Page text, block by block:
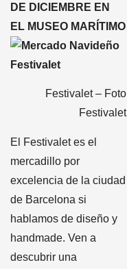
DE DICIEMBRE EN
EL MUSEO MARÍTIMO
Festivalet – Foto
Festivalet
El Festivalet es el
mercadillo por
excelencia de la ciudad
de Barcelona si
hablamos de diseño y
handmade. Ven a
descubrir una